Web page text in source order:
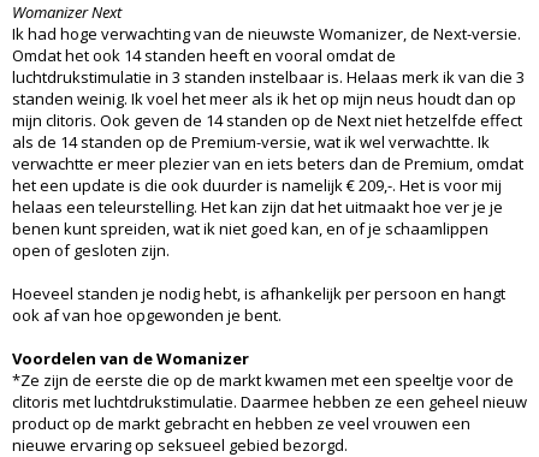
Womanizer Next
Ik had hoge verwachting van de nieuwste Womanizer, de Next-versie.
Omdat het ook 14 standen heeft en vooral omdat de
luchtdrukstimulatie in 3 standen instelbaar is. Helaas merk ik van die 3
standen weinig. Ik voel het meer als ik het op mijn neus houdt dan op
mijn clitoris. Ook geven de 14 standen op de Next niet hetzelfde effect
als de 14 standen op de Premium-versie, wat ik wel verwachtte. Ik
verwachtte er meer plezier van en iets beters dan de Premium, omdat
het een update is die ook duurder is namelijk € 209,-. Het is voor mij
helaas een teleurstelling. Het kan zijn dat het uitmaakt hoe ver je je
benen kunt spreiden, wat ik niet goed kan, en of je schaamlippen
open of gesloten zijn.
Hoeveel standen je nodig hebt, is afhankelijk per persoon en hangt
ook af van hoe opgewonden je bent.
Voordelen van de Womanizer
*Ze zijn de eerste die op de markt kwamen met een speeltje voor de
clitoris met luchtdrukstimulatie. Daarmee hebben ze een geheel nieuw
product op de markt gebracht en hebben ze veel vrouwen een
nieuwe ervaring op seksueel gebied bezorgd.